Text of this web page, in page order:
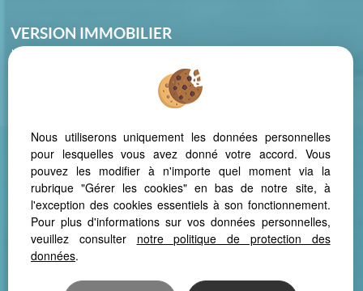
VERSION IMMOBILIER
La Montagnette – 46, Avenue des cistes
34420 VILLENEUVE LES BEZIERS
Phone: 04 67 39 20 88
Legal Notice Manage cookies Our Fee Schedule
or smartphone, our site automatically adapts to different types of
Nous utiliserons uniquement les données personnelles
pour lesquelles vous avez donné votre accord. Vous
pouvez les modifier à n'importe quel moment via la
rubrique "Gérer les cookies" en bas de notre site, à
l'exception des cookies essentiels à son fonctionnement.
Pour plus d'informations sur vos données personnelles,
veuillez consulter notre politique de protection des
données.